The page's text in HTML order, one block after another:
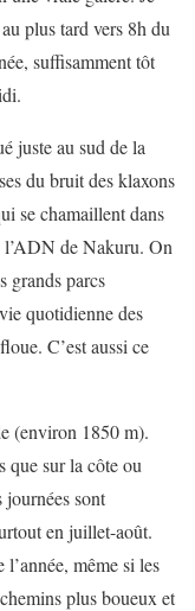
plus tard vers 8h du
suffisamment tôt
juste au sud de la
du bruit des klaxons
se chamaillent dans
l’ADN de Nakuru. On
grands parcs
quotidienne des
C’est aussi ce
(environ 1850 m).
que sur la côte ou
journées sont
en juillet-août.
même si les
plus boueux et